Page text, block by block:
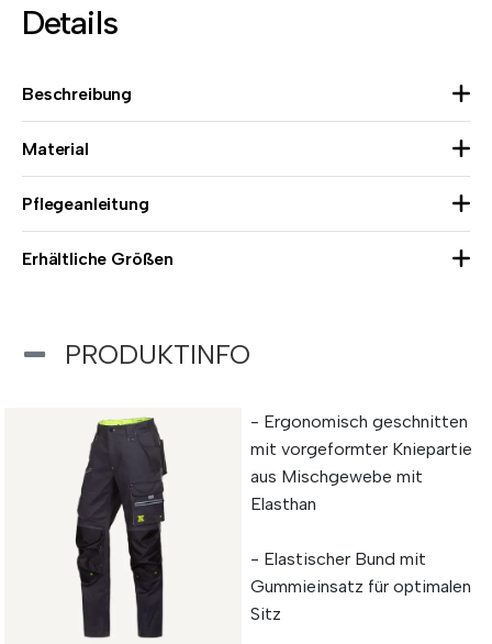
Details
Beschreibung
Material
Pflegeanleitung
Erhältliche Größen
PRODUKTINFO
- Ergonomisch geschnitten
mit vorgeformter Kniepartie
aus Mischgewebe mit
Elasthan
- Elastischer Bund mit
Gummieinsatz für optimalen
Sitz